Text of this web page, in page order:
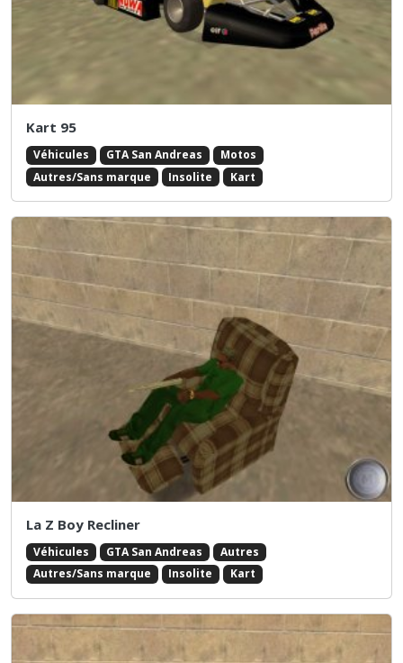
Kart 95
Véhicules GTA San Andreas
Motos
Autres/Sans marque
Insolite Kart
La Z Boy Recliner
Véhicules GTA San Andreas
Autres
Autres/Sans marque
Insolite Kart